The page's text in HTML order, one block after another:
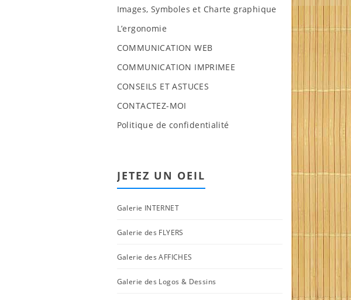
Images, Symboles et Charte graphique
L’ergonomie
COMMUNICATION WEB
COMMUNICATION IMPRIMEE
CONSEILS ET ASTUCES
CONTACTEZ-MOI
Politique de confidentialité
JETEZ UN OEIL
Galerie INTERNET
Galerie des FLYERS
Galerie des AFFICHES
Galerie des Logos & Dessins